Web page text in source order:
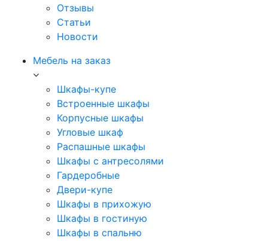
Отзывы
Статьи
Новости
Мебель на заказ
Шкафы-купе
Встроенные шкафы
Корпусные шкафы
Угловые шкаф
Распашные шкафы
Шкафы с антресолями
Гардеробные
Двери-купе
Шкафы в прихожую
Шкафы в гостиную
Шкафы в спальню